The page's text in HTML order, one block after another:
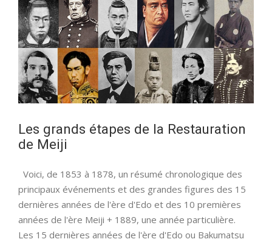
l’ère
Meiji
Les grands étapes de la Restauration
de Meiji
Voici, de 1853 à 1878, un résumé chronologique des
principaux événements et des grandes figures des 15
dernières années de l'ère d'Edo et des 10 premières
années de l'ère Meiji + 1889, une année particulière.
Les 15 dernières années de l'ère d'Edo ou Bakumatsu